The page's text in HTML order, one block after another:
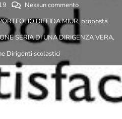
Nessun commento
DIFFIDA MIUR, proposta
SERIA DI UNA DIRIGENZA VERA,
Dirigenti scolastici